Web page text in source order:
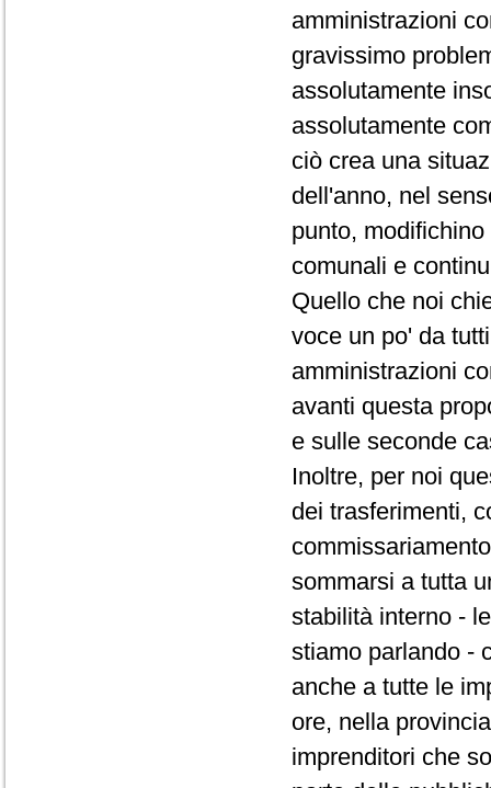
amministrazioni
gravissimo
assolutamente
assolutamente
ciò crea una
dell'anno, nel
punto,
comunali e
Quello che noi
voce un po' da
amministrazioni
avanti questa
e sulle seconde
Inoltre, per noi
dei trasferimenti,
sommarsi a tutta
stabilità interno -
stiamo parlando -
anche a tutte le
ore, nella
imprenditori che